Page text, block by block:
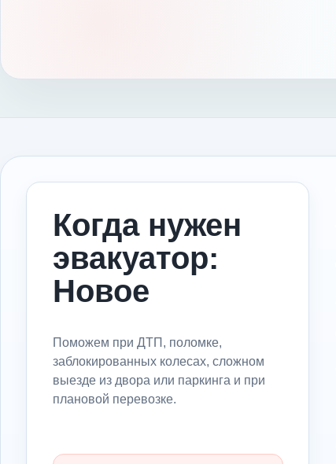
Когда нужен
эвакуатор:
Новое
Поможем при ДТП, поломке,
заблокированных колесах, сложном
выезде из двора или паркинга и при
плановой перевозке.